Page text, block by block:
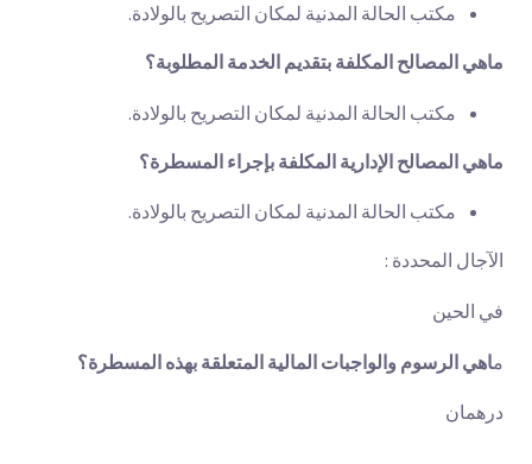
مكتب الحالة المدنية لمكان التصريح بالولادة.
ماهي المصالح المكلفة بتقديم الخدمة المطلوبة؟
مكتب الحالة المدنية لمكان التصريح بالولادة.
ماهي المصالح الإدارية المكلفة بإجراء المسطرة؟
مكتب الحالة المدنية لمكان التصريح بالولادة.
الآجال المحددة :
في الحين
ماهي الرسوم والواجبات المالية المتعلقة بهذه المسطرة؟
درهمان